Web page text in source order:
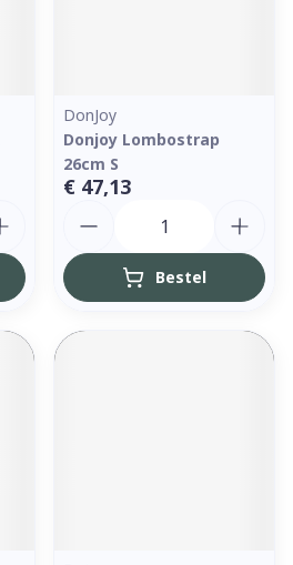
DonJoy
Donjoy Lombostrap
26cm S
€ 47,13
Bestel